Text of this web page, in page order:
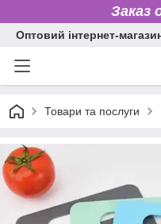
Заказ
Оптовий інтернет-
Товари та послуги